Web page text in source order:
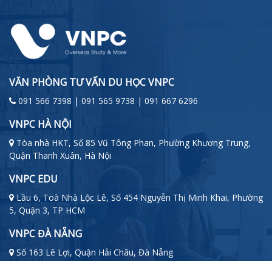
VĂN PHÒNG TƯ VẤN DU HỌC VNPC
091 566 7398 | 091 565 9738 | 091 667 6296
VNPC HÀ NỘI
Tòa nhà HKT, Số 85 Vũ Tông Phan, Phường Khương Trung,
Quận Thanh Xuân, Hà Nội
VNPC EDU
Lầu 6, Toà Nhà Lộc Lê, Số 454 Nguyễn Thị Minh Khai, Phường
5, Quận 3, TP HCM
VNPC ĐÀ NẴNG
Số 163 Lê Lợi, Quận Hải Châu, Đà Nẵng